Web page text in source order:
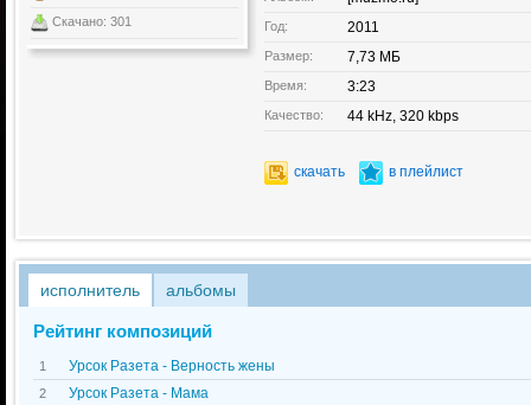
Скачано: 301 Год: 2011
Размер: 7,73 МБ
Время: 3:23
Качество: 44 kHz, 320 kbps
скачать в плейлист
исполнитель альбомы
Рейтинг композиций
1 Урсок Разета - Верность жены
2 Урсок Разета - Мама